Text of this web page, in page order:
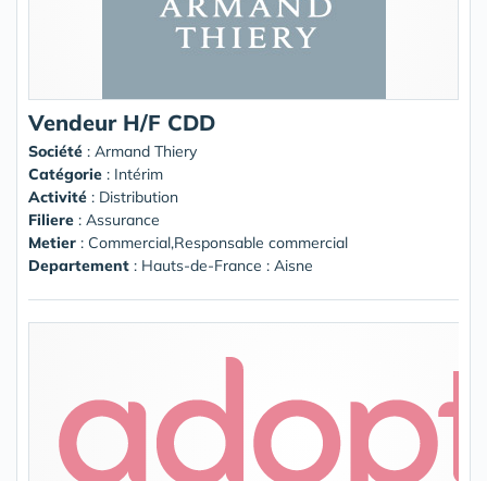
Vendeur H/F CDD
Société : Armand Thiery
Catégorie : Intérim
Activité : Distribution
Filiere : Assurance
Metier : Commercial,Responsable commercial
Departement : Hauts-de-France : Aisne